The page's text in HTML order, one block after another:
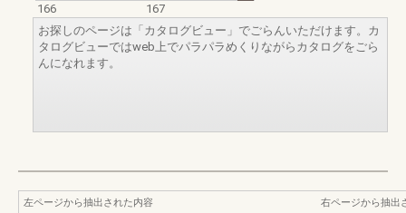
166
167
お探しのページは「カタログビュー」でごらんいただけます。カ
タログビューではweb上でパラパラめくりながらカタログをごら
んになれます。
左ページから抽出された内容
右ページから抽出